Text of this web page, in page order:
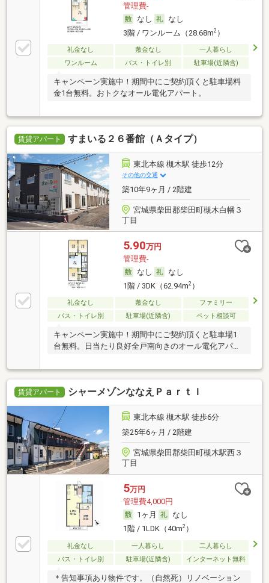
管理費-
なし
なし
3階 / ワンルーム（28.68m2）
礼金なし 敷金なし
一人暮らし
ワンルーム
バス・トイレ別 駐車場(近隣含)
キャンペーン実施中！期間中にご契約頂くと駐車場料
金1台無料。おトクなオール電化アパート。
賃貸アパート すまいる２６番館（Ａタイプ）
東北本線 槻木駅 徒歩12分
その他の交通
築10年9ヶ月 / 2階建
宮城県柴田郡柴田町槻木白幡３
丁目
5.90万円
管理費-
なし
なし
1階 / 3DK（62.94m2）
礼金なし 敷金なし
ファミリー
バス・トイレ別
駐車場(近隣含) ペット相談可
キャンペーン実施中！期間中にご契約頂くと駐車場1
台無料。日当たり良好全戸南向きのオール電化アパー
賃貸アパート シャーメゾンななえＰａｒｔＩ
東北本線 槻木駅 徒歩6分
築25年6ヶ月 / 2階建
宮城県柴田郡柴田町槻木駅西３
丁目
5万円
管理費4,000円
1ヶ月
なし
1階 / 1LDK（40m2）
礼金なし 一人暮らし
二人暮らし
バス・トイレ別
駐車場(近隣含) インターネット無料
＊告知事項あり物件です。（自然死）リノベーション